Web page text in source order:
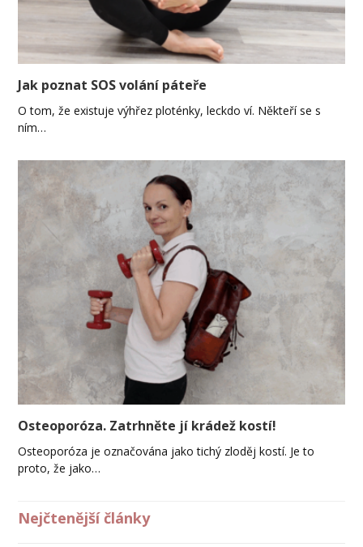
Jak poznat SOS volání páteře
O tom, že existuje výhřez ploténky, leckdo ví. Někteří se s
ním…
Osteoporóza. Zatrhněte jí krádež kostí!
Osteoporóza je označována jako tichý zloděj kostí. Je to
proto, že jako…
Nejčtenější články